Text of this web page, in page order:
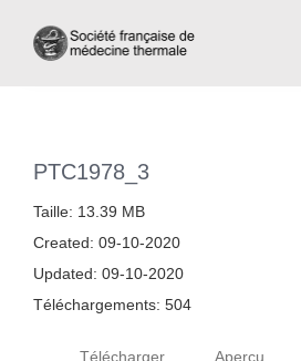
Nous connaître
PTC1978_3
Taille: 13.39 MB
Created: 09-10-2020
Updated: 09-10-2020
Téléchargements: 504
Télécharger Aperçu